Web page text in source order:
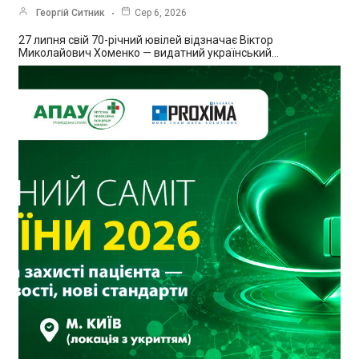
Георгій Ситник Сер 6, 2026
27 липня свій 70-річний ювілей відзначає Віктор
Миколайович Хоменко — видатний український…